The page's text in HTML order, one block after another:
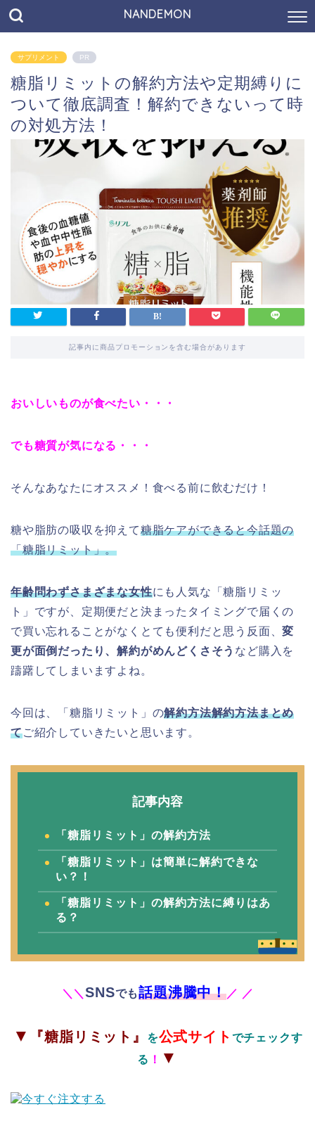
NANDEMON
サプリメント PR
糖脂リミットの解約方法や定期縛りに
ついて徹底調査！解約できないって時
の対処方法！
記事内に商品プロモーションを含む場合があります
おいしいものが食べたい・・・
でも糖質が気になる・・・
そんなあなたにオススメ！食べる前に飲むだけ！
糖や脂肪の吸収を抑えて糖脂ケアができると今話題の
「糖脂リミット」。
年齢問わずさまざまな女性にも人気な「糖脂リミッ
ト」ですが、定期便だと決まったタイミングで届くの
で買い忘れることがなくとても便利だと思う反面、変
更が面倒だったり、解約がめんどくさそう など購入を
躊躇してしまいますよね。
今回は、「糖脂リミット」の解約方法解約方法まとめ
てご紹介していきたいと思います。
記事内容
「糖脂リミット」の解約方法
「糖脂リミット」は簡単に解約できな
い？！
「糖脂リミット」の解約方法に縛りはあ
る？
＼ ＼SNSでも話題沸騰中！／ ／
▼ 『糖脂リミット』 を公式サイト でチェックす
る ！ ▼